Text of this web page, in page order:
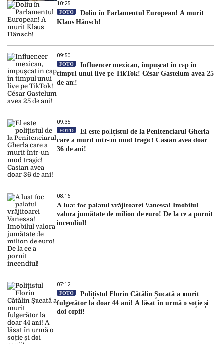
10:25
FOTO
Doliu în Parlamentul European! A murit
Klaus Hänsch!
09:50
FOTO
Influencer mexican, împușcat în cap în
timpul unui live pe TikTok! César Gastelum avea 25
de ani!
09:35
FOTO
El este polițistul de la Penitenciarul Gherla
care a murit într-un mod tragic! Casian avea doar
36 de ani!
08:16
A luat foc palatul vrăjitoarei Vanessa! Imobilul
valora jumătate de milion de euro! De la ce a pornit
incendiul!
07:12
FOTO
Polițistul Florin Cătălin Șucată a murit
fulgerător la doar 44 ani! A lăsat în urmă o soție și
doi copii!